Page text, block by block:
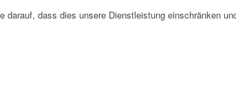
dass dies unsere Dienstleistung einschränken